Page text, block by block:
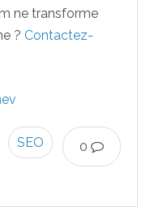
ne transforme
? Contactez-
0
SEO